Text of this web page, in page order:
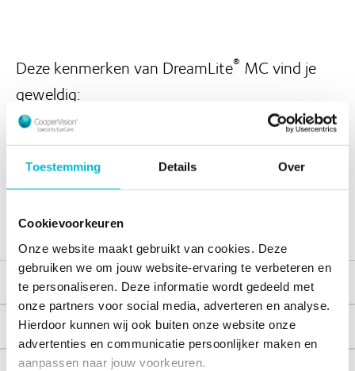
Toestemming Details Over
Cookievoorkeuren
Onze website maakt gebruikt van cookies. Deze
gebruiken we om jouw website-ervaring te verbeteren en
te personaliseren. Deze informatie wordt gedeeld met
onze partners voor social media, adverteren en analyse.
Hierdoor kunnen wij ook buiten onze website onze
advertenties en communicatie persoonlijker maken en
aanpassen naar jouw voorkeuren.
Deze kenmerken van DreamLite® MC vind je
geweldig:
Speciaal geleverd voor myopie
management
Volledige vrijheid bij sport en spel
Overdag geen bril of lenzen meer nodig
Voor wie?
Werking